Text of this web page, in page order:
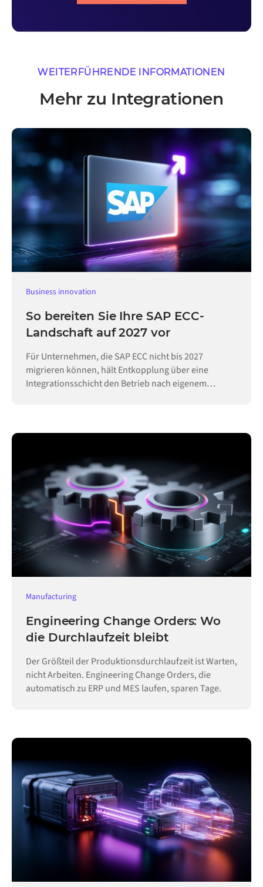
WEITERFÜHRENDE INFORMATIONEN
Mehr zu Integrationen
Business innovation
So bereiten Sie Ihre SAP ECC-
Landschaft auf 2027 vor
Für Unternehmen, die SAP ECC nicht bis 2027
migrieren können, hält Entkopplung über eine
Integrationsschicht den Betrieb nach eigenem
Manufacturing
Engineering Change Orders: Wo
die Durchlaufzeit bleibt
Der Größteil der Produktionsdurchlaufzeit ist Warten,
nicht Arbeiten. Engineering Change Orders, die
automatisch zu ERP und MES laufen, sparen Tage.